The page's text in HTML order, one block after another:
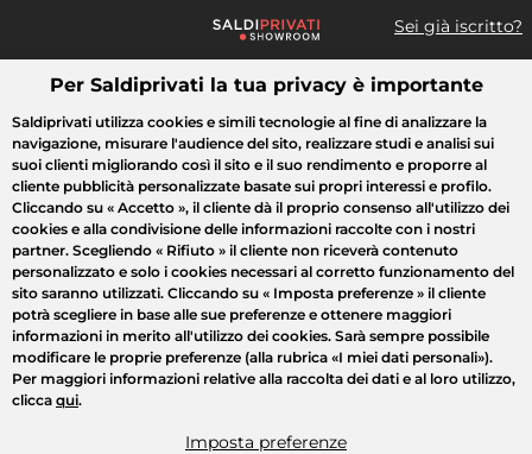
Sei già iscritto?
Cosa cerchi?
Tutte le vendite Moda Casa Bellezza Elettrodomestici
Per Saldiprivati la tua privacy è importante
Saldiprivati utilizza cookies e simili tecnologie al fine di analizzare la
navigazione, misurare l'audience del sito, realizzare studi e analisi sui
suoi clienti migliorando così il sito e il suo rendimento e proporre al
cliente pubblicità personalizzate basate sui propri interessi e profilo.
Cliccando su « Accetto », il cliente dà il proprio consenso all'utilizzo dei
cookies e alla condivisione delle informazioni raccolte con i nostri
partner. Scegliendo « Rifiuto » il cliente non riceverà contenuto
personalizzato e solo i cookies necessari al corretto funzionamento del
sito saranno utilizzati. Cliccando su « Imposta preferenze » il cliente
potrà scegliere in base alle sue preferenze e ottenere maggiori
informazioni in merito all'utilizzo dei cookies. Sarà sempre possibile
modificare le proprie preferenze (alla rubrica «I miei dati personali»).
Per maggiori informazioni relative alla raccolta dei dati e al loro utilizzo,
clicca qui.
Imposta preferenze